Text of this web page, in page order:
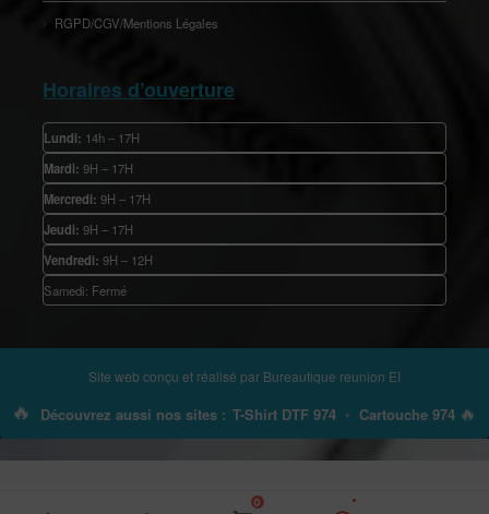
RGPD/CGV/Mentions Légales
Horaires d’ouverture
Lundi: 14h – 17H
Mardi: 9H – 17H
Mercredi: 9H – 17H
Jeudi: 9H – 17H
Vendredi: 9H – 12H
Samedi: Fermé
Site web conçu et réalisé par Bureautique reunion EI
🔥 Découvrez aussi nos sites : T-Shirt DTF 974 • Cartouche 974 🔥
0